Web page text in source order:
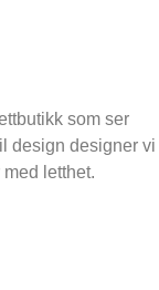
som ser
design designer vi
letthet.